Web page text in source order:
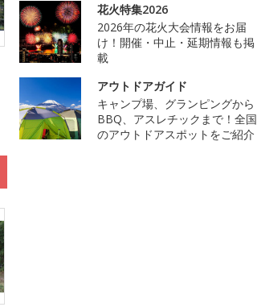
花火特集2026
2026年の花火大会情報をお届
け！開催・中止・延期情報も掲
載
アウトドアガイド
キャンプ場、グランピングから
BBQ、アスレチックまで！全国
のアウトドアスポットをご紹介